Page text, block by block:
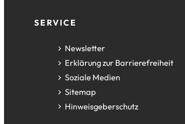
FußzeileSERVICE
Newsletter
Erklärung zur Barrierefreiheit
Soziale Medien
Sitemap
Hinweisgeberschutz